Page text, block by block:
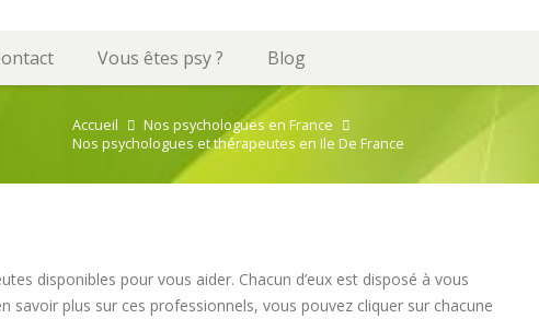
Vous êtes psy ? Blog
Accueil
Nos psychologues en France
Nos psychologues et thérapeutes en Ile De France
disponibles pour vous aider. Chacun d’eux est disposé à vous
plus sur ces professionnels, vous pouvez cliquer sur chacune